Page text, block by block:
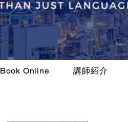
Book Online 講師紹介